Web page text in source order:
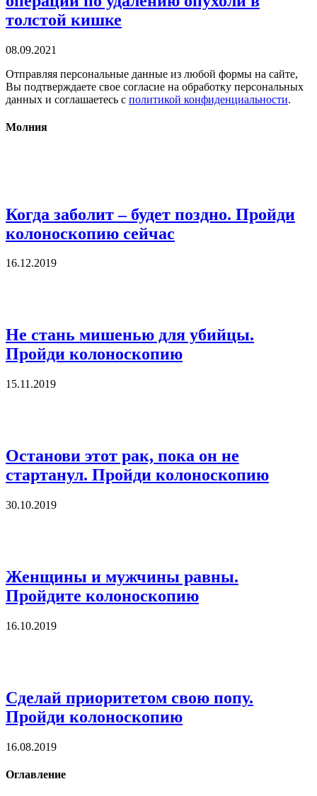
толстой кишке
08.09.2021
Отправляя персональные данные из любой формы на сайте,
Вы подтверждаете свое согласие на обработку персональных
данных и соглашаетесь с политикой конфиденциальности.
Молния
Когда заболит – будет поздно. Пройди
колоноскопию сейчас
16.12.2019
Не стань мишенью для убийцы.
Пройди колоноскопию
15.11.2019
Останови этот рак, пока он не
стартанул. Пройди колоноскопию
30.10.2019
Женщины и мужчины равны.
Пройдите колоноскопию
16.10.2019
Сделай приоритетом свою попу.
Пройди колоноскопию
16.08.2019
Оглавление